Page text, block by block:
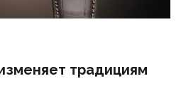
традициям